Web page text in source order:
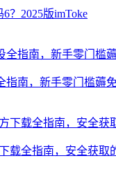
6？2025版imToke
指南，新手零门槛薅
载全指南，安全获取